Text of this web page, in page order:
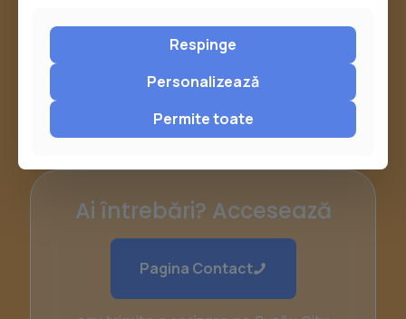
Ai întrebări? Accesează
Pagina Contact
Respinge
Personalizează
Permite toate